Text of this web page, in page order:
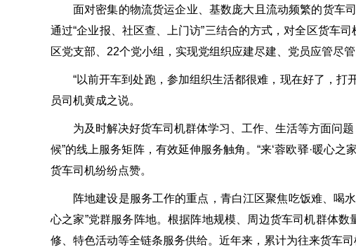
面对密集的物流货运企业、基数庞大且流动频繁的货车
通过“企业报、社区查、上门访”三结合的方式，对全区货车
区党支部、22个党小组，实现党组织应建尽建、党员应管尽管
“以前开车到处跑，参加组织生活都很难，现在好了，
员司机黄成之说。
为及时解决好货车司机群体学习、工作、生活等方面问
候”的线上服务矩阵，有效延伸服务触角。“来‘蓉欧驿·暖心之
货车司机纷纷点赞。
阵地建设是服务工作的重点，青白江区聚焦吃饭难、喝
心之家”党群服务阵地。根据阵地规模、周边货车司机群体
修、特色活动等全链条服务供给。近年来，累计为往来货车司